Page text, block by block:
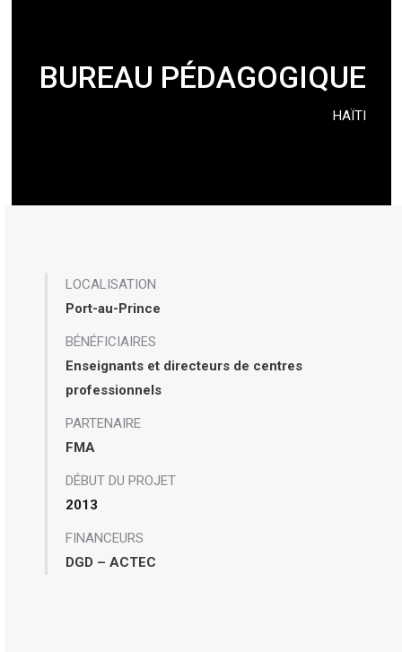
BUREAU PÉDAGOGIQUE
HAÏTI
LOCALISATION
Port-au-Prince
BÉNÉFICIAIRES
Enseignants et directeurs de centres
professionnels
PARTENAIRE
FMA
DÉBUT DU PROJET
2013
FINANCEURS
DGD – ACTEC